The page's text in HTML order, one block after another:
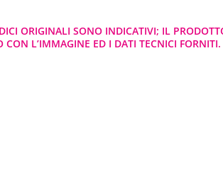
ORIGINALI SONO INDICATIVI; IL
CON L’IMMAGINE ED I DATI TECNICI FORNITI.